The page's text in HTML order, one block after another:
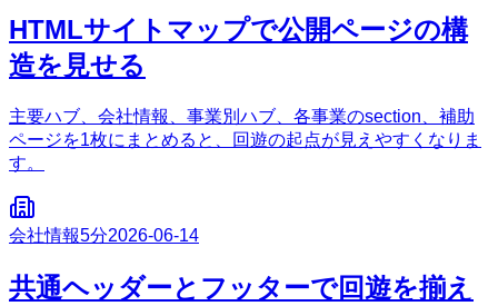
HTMLサイトマップで公開ページの構
造を見せる
主要ハブ、会社情報、事業別ハブ、各事業のsection、補助
ページを1枚にまとめると、回遊の起点が見えやすくなりま
す。
会社情報5分2026-06-14
共通ヘッダーとフッターで回遊を揃え